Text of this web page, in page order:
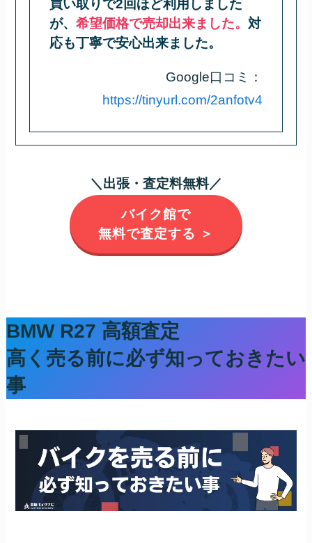
買い取りで2回ほど利用しました
が、希望価格で売却出来ました。 対
応も丁寧で安心出来ました。
Google口コミ：
https://tinyurl.com/2anfotv4
＼出張・査定料無料／
バイク館で
無料で査定する ＞
BMW R27 高額査定
高く売る前に必ず知っておきたい
事